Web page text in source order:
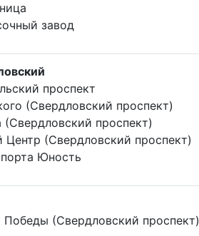
завод
проспект
(Свердловский проспект)
(Свердловский проспект)
Центр (Свердловский проспект)
Юность
Победы (Свердловский проспект)